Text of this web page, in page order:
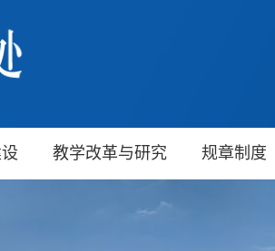
教学改革与研究 规章制度